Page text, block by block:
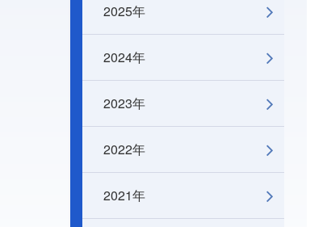
2025年
2024年
2023年
2022年
2021年